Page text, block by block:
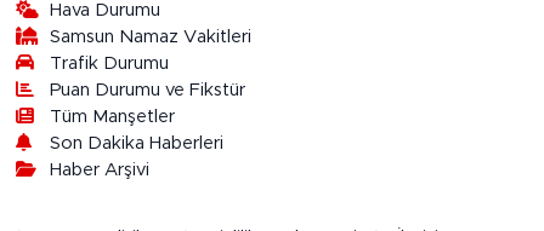
Hava Durumu
Samsun Namaz Vakitleri
Trafik Durumu
Puan Durumu ve Fikstür
Tüm Manşetler
Son Dakika Haberleri
Haber Arşivi